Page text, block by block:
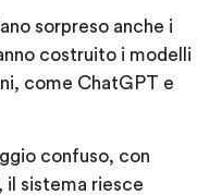
sorpreso anche i
costruito i modelli
come ChatGPT e
confuso, con
il sistema riesce